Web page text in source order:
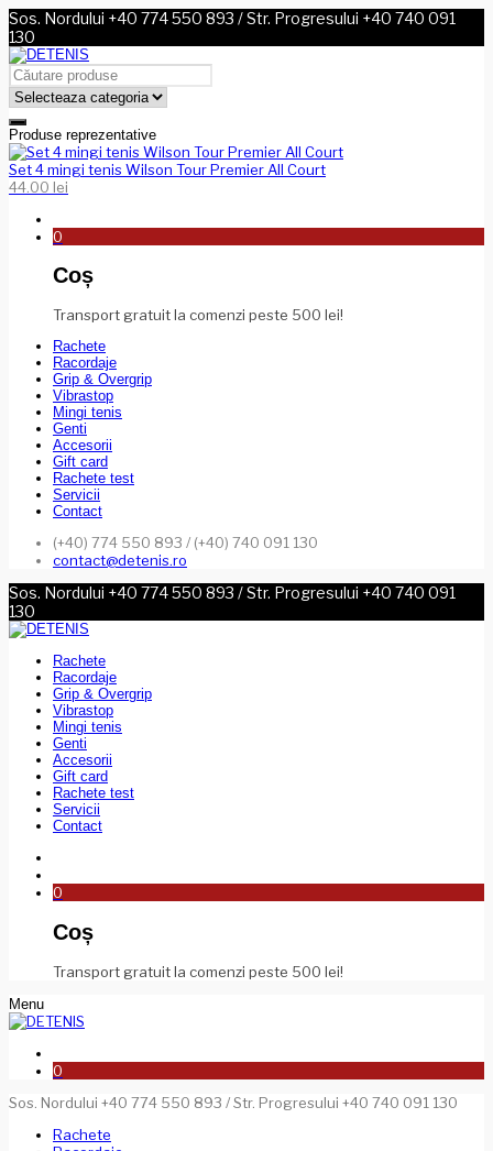
Sos. Nordului +40 774 550 893 / Str. Progresului +40 740 091
130
Produse reprezentative
Set 4 mingi tenis Wilson Tour Premier All Court
44.00 lei
0
Coș
Transport gratuit la comenzi peste 500 lei!
Rachete
Racordaje
Grip & Overgrip
Vibrastop
Mingi tenis
Genti
Accesorii
Gift card
Rachete test
Servicii
Contact
(+40) 774 550 893 / (+40) 740 091 130
contact@detenis.ro
Sos. Nordului +40 774 550 893 / Str. Progresului +40 740 091
130
Rachete
Racordaje
Grip & Overgrip
Vibrastop
Mingi tenis
Genti
Accesorii
Gift card
Rachete test
Servicii
Contact
0
Coș
Transport gratuit la comenzi peste 500 lei!
Menu
0
Sos. Nordului +40 774 550 893 / Str. Progresului +40 740 091 130
Rachete